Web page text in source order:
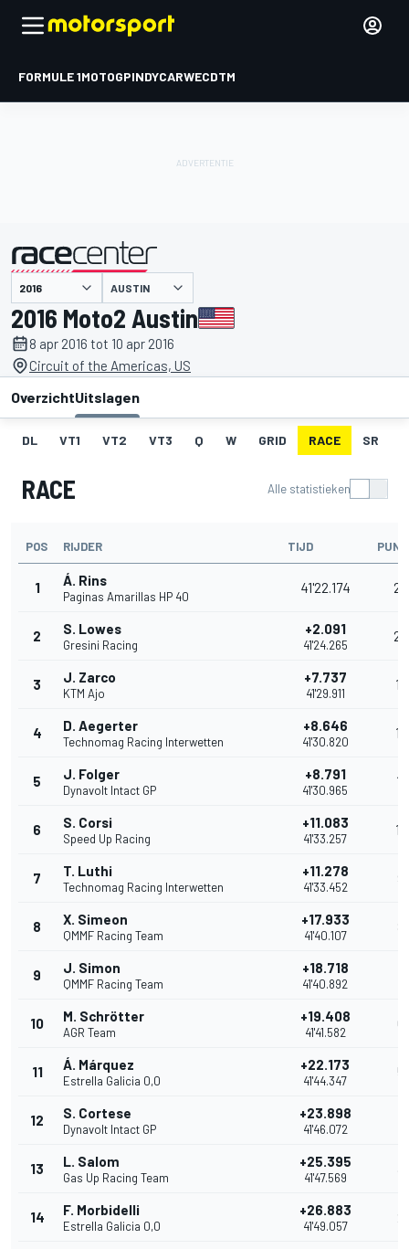
FORMULE 1MOTOGPINDYCARWECDTM
gepresenteerd door AUSTIN
2016 Moto2 Austin
8 apr 2016 tot 10 apr 2016
Circuit of the Americas, US
OverzichtUitslagen
DL VT1 VT2 VT3 Q W GRID RACE SR
RACE Alle statistieken
POS RIJDER TIJD
1 Á. Rins
Paginas Amarillas HP 40
41'22.174 25
2 S. Lowes
Gresini Racing
+2.091
41'24.265
20
3 J. Zarco
KTM Ajo
+7.737
41'29.911
16
4 D. Aegerter
Technomag Racing Interwetten
+8.646
41'30.820
13
5 J. Folger
Dynavolt Intact GP
+8.791
41'30.965
11
6 S. Corsi
Speed Up Racing
+11.083
41'33.257
10
7 T. Luthi
Technomag Racing Interwetten
+11.278
41'33.452
9
8 X. Simeon
QMMF Racing Team
+17.933
41'40.107
9 J. Simon
QMMF Racing Team
+18.718
41'40.892
10 M. Schrötter
AGR Team
+19.408
41'41.582
6
11 Á. Márquez
Estrella Galicia 0,0
+22.173
41'44.347
5
12 S. Cortese
Dynavolt Intact GP
+23.898
41'46.072
13 L. Salom
Gas Up Racing Team
+25.395
41'47.569
14 F. Morbidelli
Estrella Galicia 0,0
+26.883
41'49.057